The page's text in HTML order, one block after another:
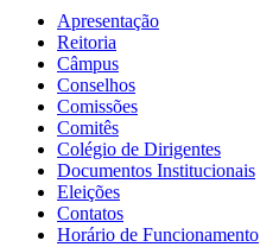
Apresentação
Reitoria
Câmpus
Conselhos
Comissões
Comitês
Colégio de Dirigentes
Documentos Institucionais
Eleições
Contatos
Horário de Funcionamento